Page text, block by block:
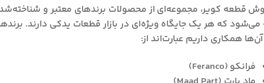
قطعه کویر، مجموعه‌ای از محصولات برندهای معتبر و
که هر یک جایگاه ویژه‌ای در بازار قطعات یدکی دارند.
همکاری داریم عبارت‌اند از:
فرانکو (Feranco)